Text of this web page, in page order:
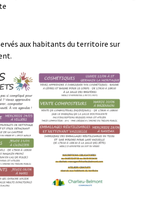
aux habitants du territoire sur